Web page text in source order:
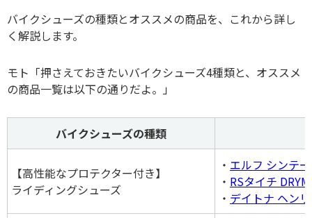
バイクシューズの種類とオススメの商品を、これから詳し
く解説します。
モト「押さえておきたいバイクシューズ4種類と、オススメ
の商品一覧は以下の通りだよ。」
バイクシューズの種類
【高性能なプロテクター付き】
ライディングシューズ
・ エルフ シンテ
・ RSタイチ
・ デイトナ ヘン